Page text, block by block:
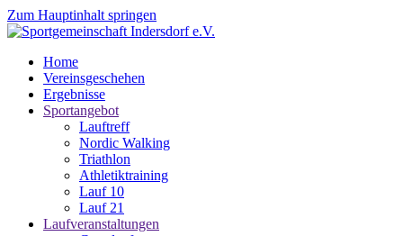
Zum Hauptinhalt springen
Home
Vereinsgeschehen
Ergebnisse
Sportangebot
Lauftreff
Nordic Walking
Triathlon
Athletiktraining
Lauf 10
Lauf 21
Laufveranstaltungen